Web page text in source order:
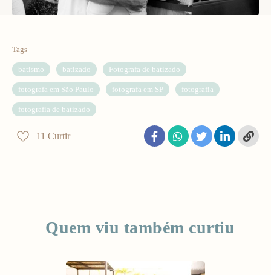
Tags
batismo batizado Fotografa de batizado
fotografa em São Paulo fotografa em SP fotografia
fotografia de batizado
11 Curtir
Quem viu também curtiu